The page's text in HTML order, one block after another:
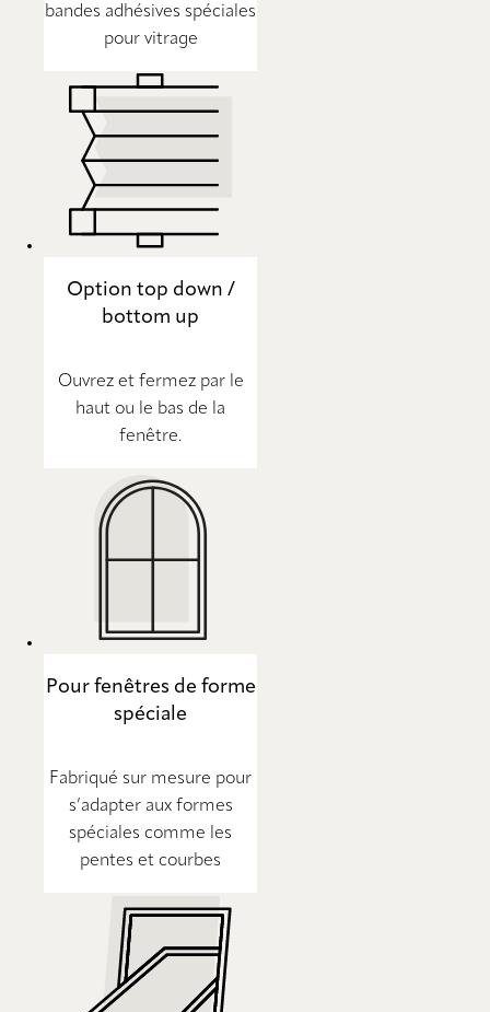
bandes adhésives spéciales
pour vitrage
Option top down /
bottom up
Ouvrez et fermez par le
haut ou le bas de la
fenêtre.
Pour fenêtres de forme
spéciale
Fabriqué sur mesure pour
s’adapter aux formes
spéciales comme les
pentes et courbes